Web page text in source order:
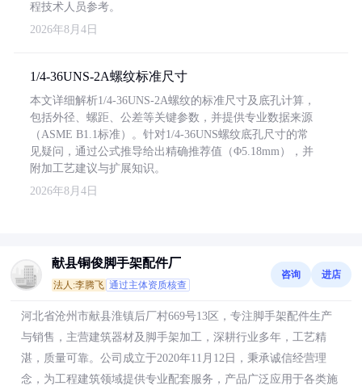
程技术人员参考。
2026年8月4日
1/4-36UNS-2A螺纹标准尺寸
本文详细解析1/4-36UNS-2A螺纹的标准尺寸及底孔计算，
包括外径、螺距、公差等关键参数，并提供专业数据来源
（ASME B1.1标准）。针对1/4-36UNS螺纹底孔尺寸的常
见疑问，通过公式推导给出精确推荐值（Φ5.18mm），并
附加工艺建议与扩展知识。
2026年8月4日
献县铜俊脚手架配件厂
法人:李腾飞 通过主体资质核查
咨询 进店
河北省沧州市献县淮镇后厂村669号13区，专注脚手架配件生产
与销售，主营建筑器材及脚手架加工，深耕行业多年，工艺精
湛，质量可靠。公司成立于2020年11月12日，秉承诚信经营理
念，为工程建筑领域提供专业配套服务，产品广泛应用于各类施